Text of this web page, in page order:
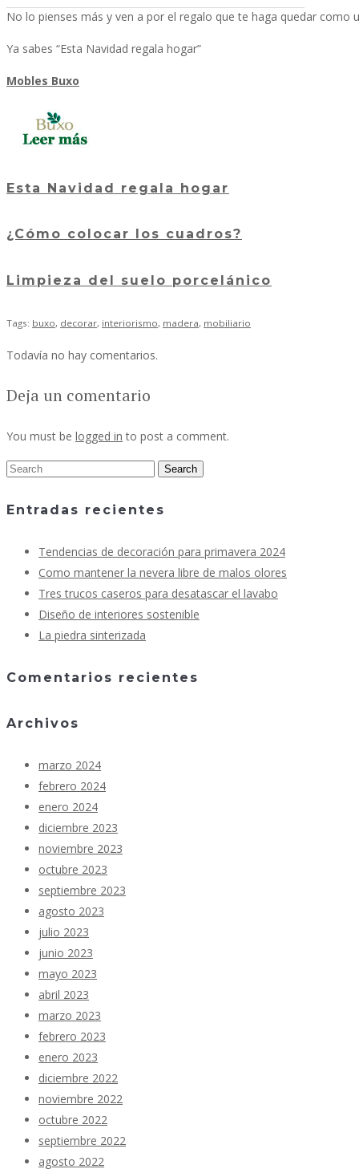
No lo pienses más y ven a por el regalo que te haga quedar como
Ya sabes “Esta Navidad regala hogar”
Mobles Buxo
Esta Navidad regala hogar
¿Cómo colocar los cuadros?
Limpieza del suelo porcelánico
Tags: buxo, decorar, interiorismo, madera, mobiliario
Todavía no hay comentarios.
Deja un comentario
You must be logged in to post a comment.
Entradas recientes
Tendencias de decoración para primavera 2024
Como mantener la nevera libre de malos olores
Tres trucos caseros para desatascar el lavabo
Diseño de interiores sostenible
La piedra sinterizada
Comentarios recientes
Archivos
marzo 2024
febrero 2024
enero 2024
diciembre 2023
noviembre 2023
octubre 2023
septiembre 2023
agosto 2023
julio 2023
junio 2023
mayo 2023
abril 2023
marzo 2023
febrero 2023
enero 2023
diciembre 2022
noviembre 2022
octubre 2022
septiembre 2022
agosto 2022